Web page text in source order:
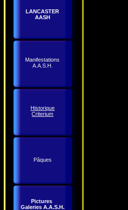
LANCASTER
AASH
Manifestations
A.A.S.H.
Historique
Criterium
Pâques
Pictures
Galeries A.A.S.H.